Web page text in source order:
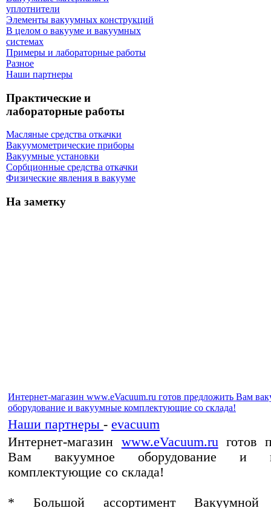
уплотнители
Элементы вакуумных конструкций
В целом о вакууме и вакуумных
системах
Примеры и лабораторные работы
Разное
Наши партнеры
Практические и
лабораторные работы
Масляные средства откачки
Вакуумометрические приборы
Вакуумные установки
Сорбционные средства откачки
Физические явления в вакууме
На заметку
Интернет-магазин www.eVacuum.ru готов предложить Вам
оборудование и вакуумные комплектующие со склада!
Наши партнеры - evacuum
Интернет-магазин www.eVacuum.ruготов
Вам вакуумное оборудование и
комплектующие со склада!
* Большой ассортимент Вакуумной